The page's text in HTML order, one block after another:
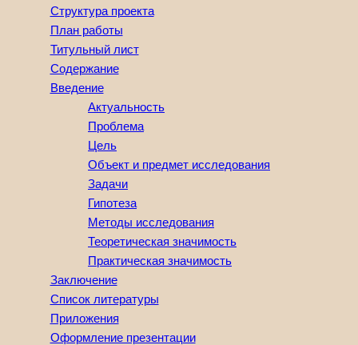
Структура проекта
План работы
Титульный лист
Содержание
Введение
Актуальность
Проблема
Цель
Объект и предмет исследования
Задачи
Гипотеза
Методы исследования
Теоретическая значимость
Практическая значимость
Заключение
Список литературы
Приложения
Оформление презентации